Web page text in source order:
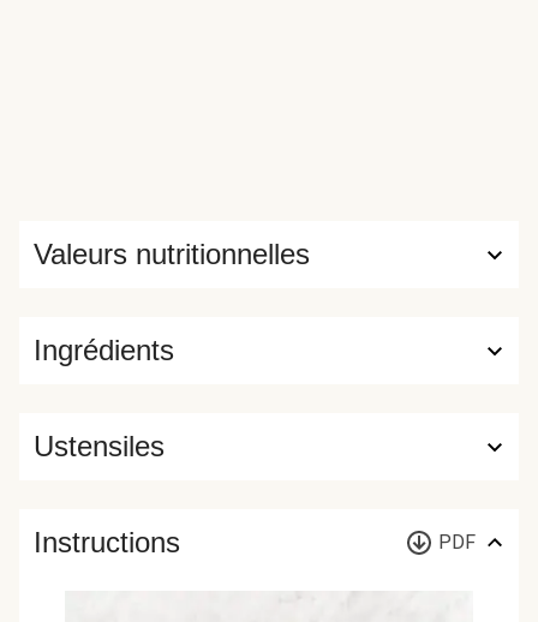
Ingrédients
Valeurs nutritionnelles
Ustensiles
Instructions PDF